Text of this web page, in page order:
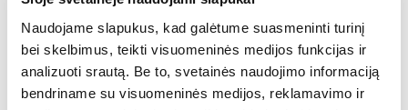
Naudojame slapukus, kad galėtume suasmeninti turinį
bei skelbimus, teikti visuomeninės medijos funkcijas ir
analizuoti srautą. Be to, svetainės naudojimo informaciją
bendriname su visuomeninės medijos, reklamavimo ir